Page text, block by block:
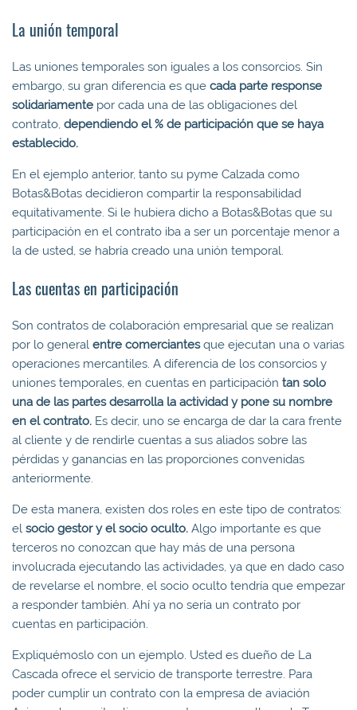
La unión temporal
Las uniones temporales son iguales a los consorcios. Sin
embargo, su gran diferencia es que cada parte response
solidariamente por cada una de las obligaciones del
contrato, dependiendo el % de participación que se haya
establecido.
En el ejemplo anterior, tanto su pyme Calzada como
Botas&Botas decidieron compartir la responsabilidad
equitativamente. Si le hubiera dicho a Botas&Botas que su
participación en el contrato iba a ser un porcentaje menor a
la de usted, se habría creado una unión temporal.
Las cuentas en participación
Son contratos de colaboración empresarial que se realizan
por lo general entre comerciantesque ejecutan una o varias
operaciones mercantiles. A diferencia de los consorcios y
uniones temporales, en cuentas en participación tan solo
una de las partes desarrolla la actividad y pone su nombre
en el contrato. Es decir, uno se encarga de dar la cara frente
al cliente y de rendirle cuentas a sus aliados sobre las
pérdidas y ganancias en las proporciones convenidas
anteriormente.
De esta manera, existen dos roles en este tipo de contratos:
el socio gestor y el socio oculto. Algo importante es que
terceros no conozcan que hay más de una persona
involucrada ejecutando las actividades, ya que en dado caso
de revelarse el nombre, el socio oculto tendría que empezar
a responder también. Ahí ya no sería un contrato por
cuentas en participación.
Expliquémoslo con un ejemplo. Usted es dueño de La
Cascada ofrece el servicio de transporte terrestre. Para
poder cumplir un contrato con la empresa de aviación